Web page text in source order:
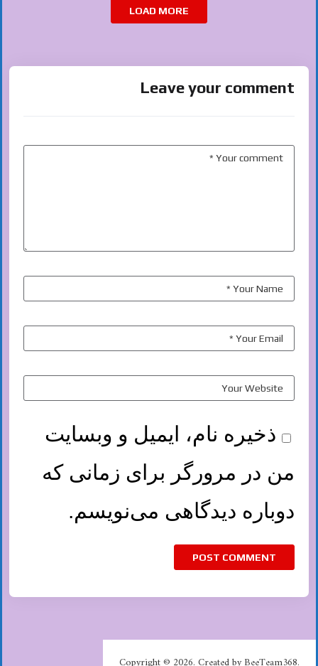
LOAD MORE
Leave your comment
ذخیره نام، ایمیل و وبسایت
من در مرورگر برای زمانی که
دوباره دیدگاهی می‌نویسم.